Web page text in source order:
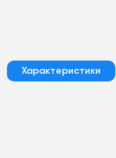
Характеристики